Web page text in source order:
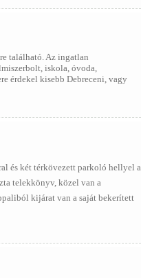
található. Az ingatlan
iskola, óvoda,
érdekel kisebb Debreceni, vagy
és két térkövezett parkoló hellyel a
telekkönyv, közel van a
kijárat van a saját bekerített